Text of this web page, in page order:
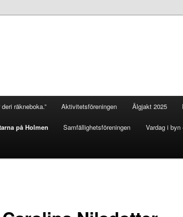
räkneboka.” Aktivitetsföreningen Älgjakt 2025
på Holmen Samfällighetsföreningen Vardag i byn